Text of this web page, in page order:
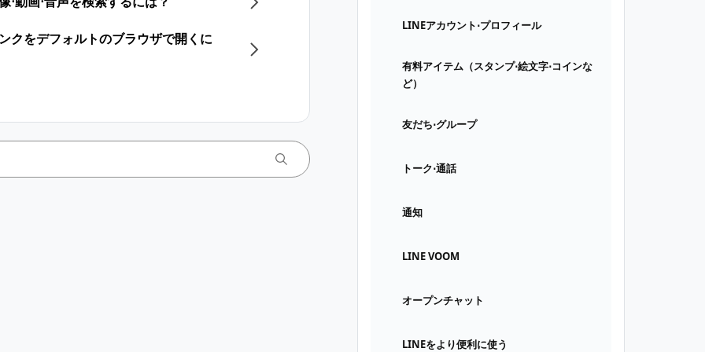
LINEアカウント⋅プロフィール
有料アイテム（スタンプ⋅絵文字⋅コインな
ど）
友だち⋅グループ
トーク⋅通話
通知
LINE VOOM
オープンチャット
LINEをより便利に使う
をデフォルトのブラウザで開くに